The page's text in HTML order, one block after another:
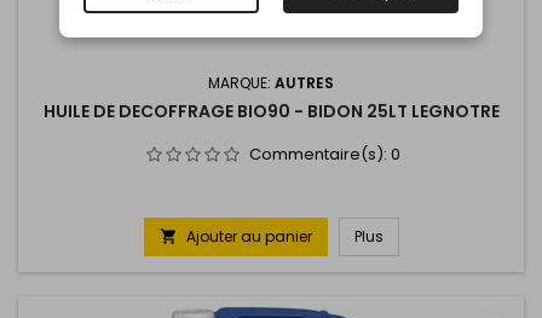
MARQUE: AUTRES
HUILE DE DECOFFRAGE BIO90 - BIDON 25LT LEGNOTRE
Commentaire(s): 0
 Ajouter au panier Plus